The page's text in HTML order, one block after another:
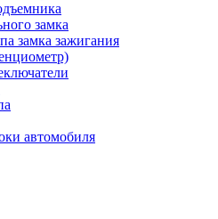
замка
замка зажигания
автомобиля